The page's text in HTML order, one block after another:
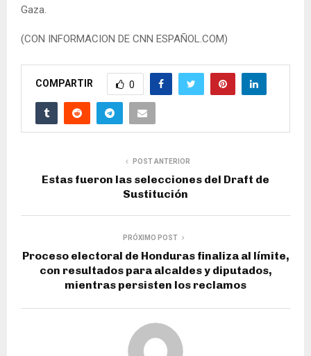
Gaza.
(CON INFORMACION DE CNN ESPAÑOL.COM)
COMPARTIR 0
POST ANTERIOR
Estas fueron las selecciones del Draft de
Sustitución
PRÓXIMO POST
Proceso electoral de Honduras finaliza al límite,
con resultados para alcaldes y diputados,
mientras persisten los reclamos